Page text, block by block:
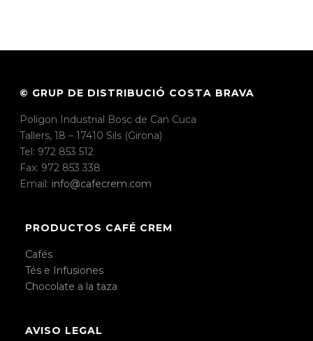
© GRUP DE DISTRIBUCIÓ COSTA BRAVA
Polígon Industrial Bosc de Can Cuca
Tallers, 18 – 17410 Sils (Girona)
Tel: 972 853 512
Fax: 972 853 338
Email: info@cafecrem.com
PRODUCTOS CAFÉ CREM
Cafés
Tés e Infusiones
Chocolate a la taza
AVISO LEGAL